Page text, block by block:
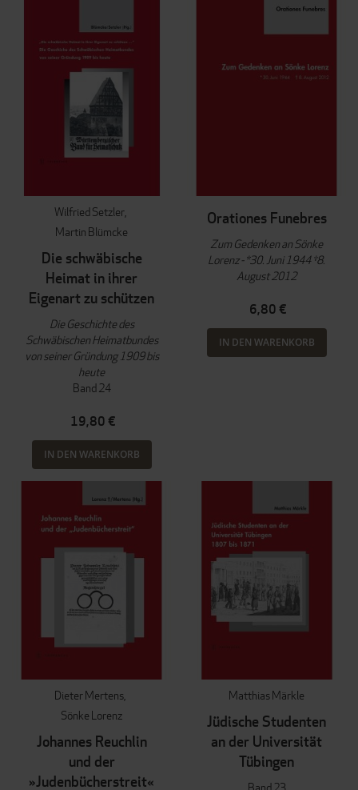
Wilfried Setzler
Martin Blümcke
Die schwäbische
Heimat in ihrer
Eigenart zu schützen
Die Geschichte des
Schwäbischen Heimatbundes
von seiner Gründung 1909 bis
heute
Band 24
19,80 €
IN DEN WARENKORB
Orationes Funebres
Zum Gedenken an Sönke
Lorenz - *30. Juni 1944 †8.
August 2012
6,80 €
IN DEN WARENKORB
Dieter Mertens
Sönke Lorenz
Johannes Reuchlin
und der
»Judenbücherstreit«
Matthias Märkle
Jüdische Studenten
an der Universität
Tübingen